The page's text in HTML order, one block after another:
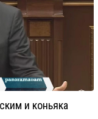
и коньяка